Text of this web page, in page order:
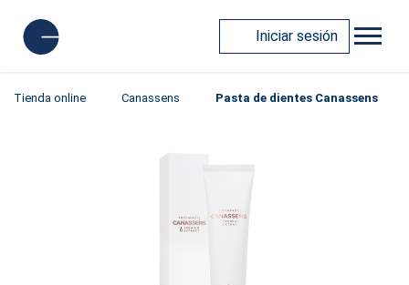
Iniciar sesión
Tienda online Canassens Pasta de dientes Canassens